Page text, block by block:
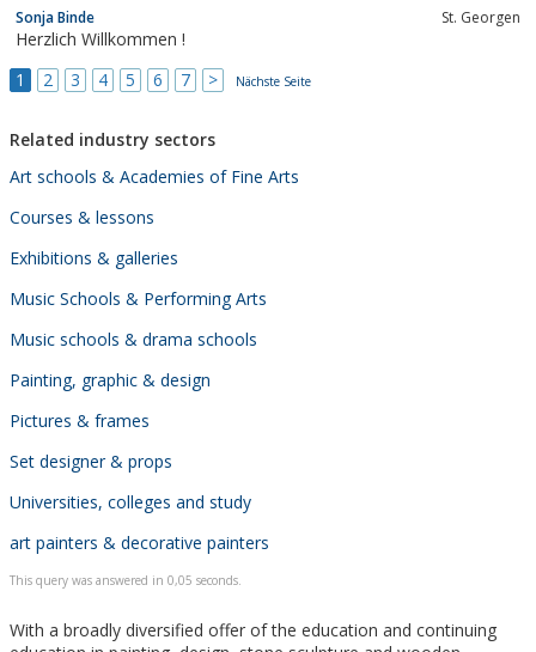
Sonja Binde St. Georgen
Herzlich Willkommen !
1
2 3 4 5 6 7 > Nächste Seite
Related industry sectors
Art schools & Academies of Fine Arts
Courses & lessons
Exhibitions & galleries
Music Schools & Performing Arts
Music schools & drama schools
Painting, graphic & design
Pictures & frames
Set designer & props
Universities, colleges and study
art painters & decorative painters
This query was answered in 0,05 seconds.
With a broadly diversified offer of the education and continuing